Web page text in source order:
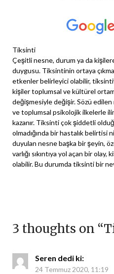
Tiksinti
Çeşitli nesne, durum ya da
duygusu. Tiksintinin ortaya
etkenler belirleyici olabilir,
kişiler toplumsal ve kültürel
değişmesiyle değişir. Sözü
ve toplumsal psikolojik ilkelerle
kazanır. Tiksinti çok şiddetli
olmadığında bir hastalık belirtisi
duyulan nesne başka bir şeyin,
varlığı sıkıntıya yol açan bir
olabilir. Bu durumda tiksinti bir
3 thoughts on “
Seren dedi ki:
24 Temmuz 2020, 11:19